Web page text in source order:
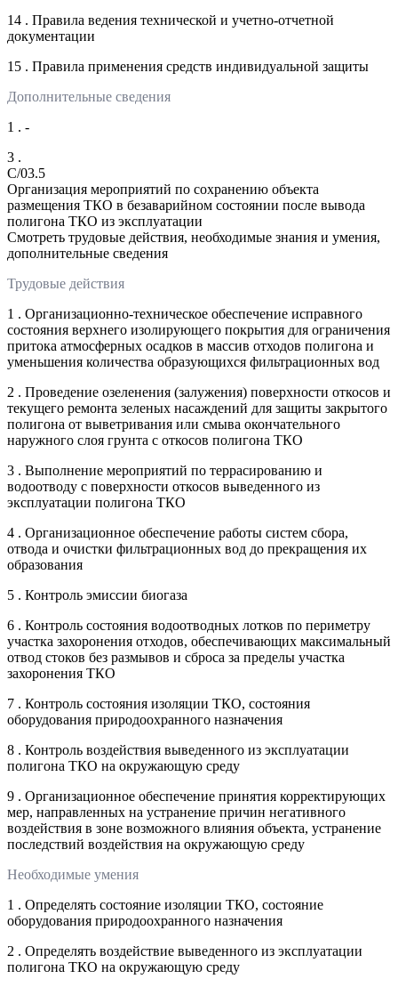
14 . Правила ведения технической и учетно-отчетной
документации
15 . Правила применения средств индивидуальной защиты
Дополнительные сведения
1 . -
3 .
C/03.5
Организация мероприятий по сохранению объекта
размещения ТКО в безаварийном состоянии после вывода
полигона ТКО из эксплуатации
Смотреть трудовые действия, необходимые знания и умения,
дополнительные сведения
Трудовые действия
1 . Организационно-техническое обеспечение исправного
состояния верхнего изолирующего покрытия для ограничения
притока атмосферных осадков в массив отходов полигона и
уменьшения количества образующихся фильтрационных вод
2 . Проведение озеленения (залужения) поверхности откосов и
текущего ремонта зеленых насаждений для защиты закрытого
полигона от выветривания или смыва окончательного
наружного слоя грунта с откосов полигона ТКО
3 . Выполнение мероприятий по террасированию и
водоотводу с поверхности откосов выведенного из
эксплуатации полигона ТКО
4 . Организационное обеспечение работы систем сбора,
отвода и очистки фильтрационных вод до прекращения их
образования
5 . Контроль эмиссии биогаза
6 . Контроль состояния водоотводных лотков по периметру
участка захоронения отходов, обеспечивающих максимальный
отвод стоков без размывов и сброса за пределы участка
захоронения ТКО
7 . Контроль состояния изоляции ТКО, состояния
оборудования природоохранного назначения
8 . Контроль воздействия выведенного из эксплуатации
полигона ТКО на окружающую среду
9 . Организационное обеспечение принятия корректирующих
мер, направленных на устранение причин негативного
воздействия в зоне возможного влияния объекта, устранение
последствий воздействия на окружающую среду
Необходимые умения
1 . Определять состояние изоляции ТКО, состояние
оборудования природоохранного назначения
2 . Определять воздействие выведенного из эксплуатации
полигона ТКО на окружающую среду